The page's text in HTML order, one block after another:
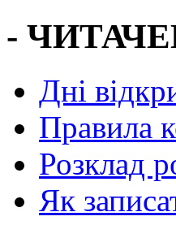
-
Дні
Правила
Розклад
Як